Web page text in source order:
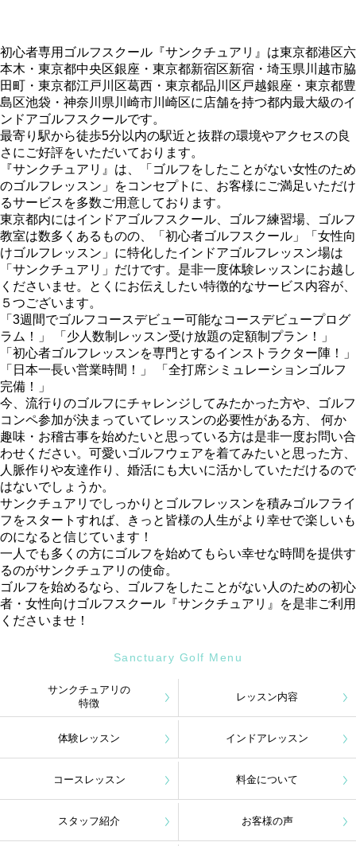
初心者専用ゴルフスクール『サンクチュアリ』は東京都港区六
本木・東京都中央区銀座・東京都新宿区新宿・埼玉県川越市脇
田町・東京都江戸川区葛西・東京都品川区戸越銀座・東京都豊
島区池袋・神奈川県川崎市川崎区に店舗を持つ都内最大級のイ
ンドアゴルフスクールです。
最寄り駅から徒歩5分以内の駅近と抜群の環境やアクセスの良
さにご好評をいただいております。
『サンクチュアリ』は、「ゴルフをしたことがない女性のため
のゴルフレッスン」をコンセプトに、お客様にご満足いただけ
るサービスを多数ご用意しております。
東京都内にはインドアゴルフスクール、ゴルフ練習場、ゴルフ
教室は数多くあるものの、「初心者ゴルフスクール」「女性向
けゴルフレッスン」に特化したインドアゴルフレッスン場は
「サンクチュアリ」だけです。是非一度体験レッスンにお越し
くださいませ。とくにお伝えしたい特徴的なサービス内容が、
５つございます。
「3週間でゴルフコースデビュー可能なコースデビュープログ
ラム！」 「少人数制レッスン受け放題の定額制プラン！」
「初心者ゴルフレッスンを専門とするインストラクター陣！」
「日本一長い営業時間！」 「全打席シミュレーションゴルフ
完備！」
今、流行りのゴルフにチャレンジしてみたかった方や、ゴルフ
コンペ参加が決まっていてレッスンの必要性がある方、 何か
趣味・お稽古事を始めたいと思っている方は是非一度お問い合
わせください。可愛いゴルフウェアを着てみたいと思った方、
人脈作りや友達作り、婚活にも大いに活かしていただけるので
はないでしょうか。
サンクチュアリでしっかりとゴルフレッスンを積みゴルフライ
フをスタートすれば、きっと皆様の人生がより幸せで楽しいも
のになると信じています！
一人でも多くの方にゴルフを始めてもらい幸せな時間を提供す
るのがサンクチュアリの使命。
ゴルフを始めるなら、ゴルフをしたことがない人のための初心
者・女性向けゴルフスクール『サンクチュアリ』を是非ご利用
くださいませ！
Sanctuary Golf Menu
サンクチュアリの
特徴
レッスン内容
体験レッスン インドアレッスン
コースレッスン 料金について
スタッフ紹介 お客様の声